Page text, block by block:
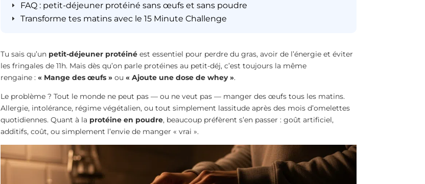
FAQ : petit-déjeuner protéiné sans œufs et sans poudre
Transforme tes matins avec le 15 Minute Challenge
Tu sais qu’un petit-déjeuner protéinéest essentiel pour perdre du gras, avoir de l’énergie et éviter
les fringales de 11h. Mais dès qu’on parle protéines au petit-déj, c’est toujours la même
rengaine : « Mange des œufs »ou « Ajoute une dose de whey ».
Le problème ? Tout le monde ne peut pas — ou ne veut pas — manger des œufs tous les matins.
Allergie, intolérance, régime végétalien, ou tout simplement lassitude après des mois d’omelettes
quotidiennes. Quant à la protéine en poudre, beaucoup préfèrent s’en passer : goût artificiel,
additifs, coût, ou simplement l’envie de manger « vrai ».